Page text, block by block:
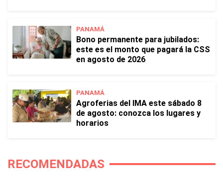
PANAMÁ
Bono permanente para jubilados:
este es el monto que pagará la CSS
en agosto de 2026
PANAMÁ
Agroferias del IMA este sábado 8
de agosto: conozca los lugares y
horarios
RECOMENDADAS